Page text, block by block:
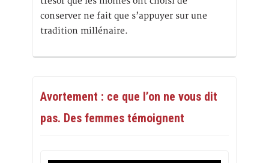
conserver ne fait que s’appuyer sur une
tradition millénaire.
Avortement : ce que l’on ne vous dit
pas. Des femmes témoignent